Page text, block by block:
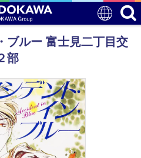
ブルー 富士見二丁目交
部